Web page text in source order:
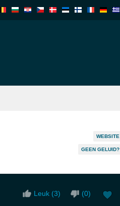
WEBSITE
GEEN GELUID?
Leuk (3) (0)